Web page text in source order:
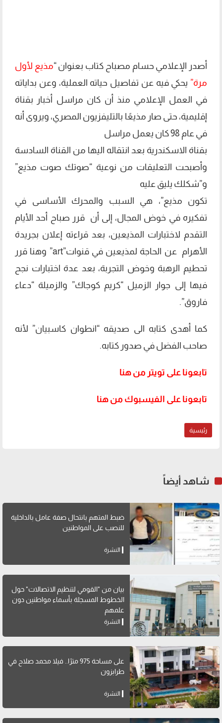
أصدر الإعلامي حسام مصباح كتاب بعنوان “مذيع لأول
مرة” يحكي فيه عن تفاصيل حياته العملية، وعن بداياته
في العمل الإعلامي منذ أن كان مراسل أخبار بقناة
إقليمية، حتى صار مذيعًا بالتليفزيون المصري، ويروى أنه
في عام 98 كان يعمل مراسل
بقناة الاسكندرية بعد انتقاله اليها من القناة السادسة
وأصبحت التعليقات من نوعية “صوتك صوت مذيع”
و”شكلك يليق عليه
تكون مذيع”، هي السبب والمحرك الأساسى في
تفكيره في خوض المجال، إلى أن قرر صباح أحد الأيام
التقدم لاختبارات المذيعين، بعد قراءته إعلان بجريدة
الأهرام عن الحاجة لمذيعين في قنوات”art” وهنا قرر
تحطيم الرهبة وخوض التجربة، بعد عدة اختبارات نجح
فيها إلى جوار الزميل “كريم كوجاك” والزميلة “دعاء
فاروق”.
كما أهدى كتابه الى صديقه “انطوان كاسبيان” لأنه
صاحب الفضل في صدور كتابه.
تابعونا على تويتر من هنا
تابعونا على الفيسبوك من هنا
رئيسية
شاهد أيضاً
ضبط المتهم بانتحال صفة عامل بالداخلية
للنصب على المواطنين
النشرة
بيان من "القومي لتنظيم الاتصالات" حول
الخطوط المسجلة بأسماء مواطنين دون
علمهم
النشرة
على مساحة 975 مترًا.. فيلا محمد صلاح في
طرابزون
النشرة